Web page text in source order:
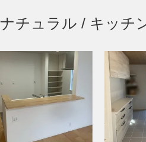
ナチュラル / キッチ